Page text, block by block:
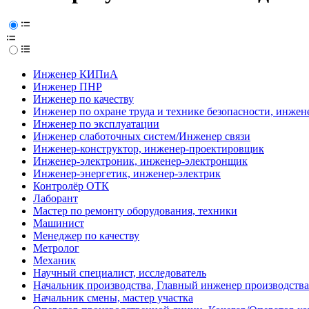
Инженер КИПиА
Инженер ПНР
Инженер по качеству
Инженер по охране труда и технике безопасности,
Инженер по эксплуатации
Инженер слаботочных систем/Инженер связи
Инженер-конструктор, инженер-проектировщик
Инженер-электроник, инженер-электронщик
Инженер-энергетик, инженер-электрик
Контролёр ОТК
Лаборант
Мастер по ремонту оборудования, техники
Машинист
Менеджер по качеству
Метролог
Механик
Научный специалист, исследователь
Начальник производства, Главный инженер производства
Начальник смены, мастер участка